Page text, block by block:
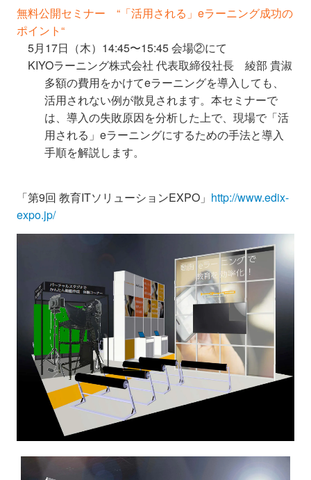
無料公開セミナー “「活用される」eラーニング成功の
ポイント“
5月17日（木）14:45〜15:45 会場②にて
KIYOラーニング株式会社 代表取締役社長 綾部 貴淑
多額の費用をかけてeラーニングを導入しても、
活用されない例が散見されます。本セミナーで
は、導入の失敗原因を分析した上で、現場で「活
用される」eラーニングにするための手法と導入
手順を解説します。
「第9回 教育ITソリューションEXPO」 http://www.edix-
expo.jp/